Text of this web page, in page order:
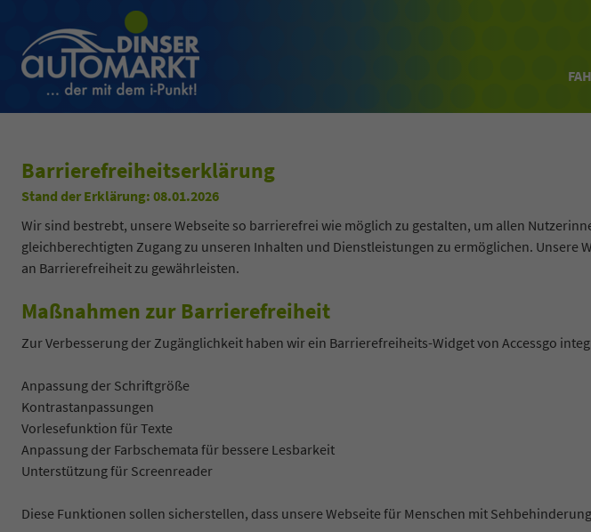
Barrierefreiheitserklärung
Stand der Erklärung: 08.01.2026
Wir sind bestrebt, unsere Webseite so barrierefrei wie möglich zu gestalten, um allen
gleichberechtigten Zugang zu unseren Inhalten und Dienstleistungen zu ermöglichen. Unsere
an Barrierefreiheit zu gewährleisten.
Maßnahmen zur Barrierefreiheit
Zur Verbesserung der Zugänglichkeit haben wir ein Barrierefreiheits-Widget von Accessgo
Anpassung der Schriftgröße
Kontrastanpassungen
Vorlesefunktion für Texte
Anpassung der Farbschemata für bessere Lesbarkeit
Unterstützung für Screenreader
Diese Funktionen sollen sicherstellen, dass unsere Webseite für Menschen mit